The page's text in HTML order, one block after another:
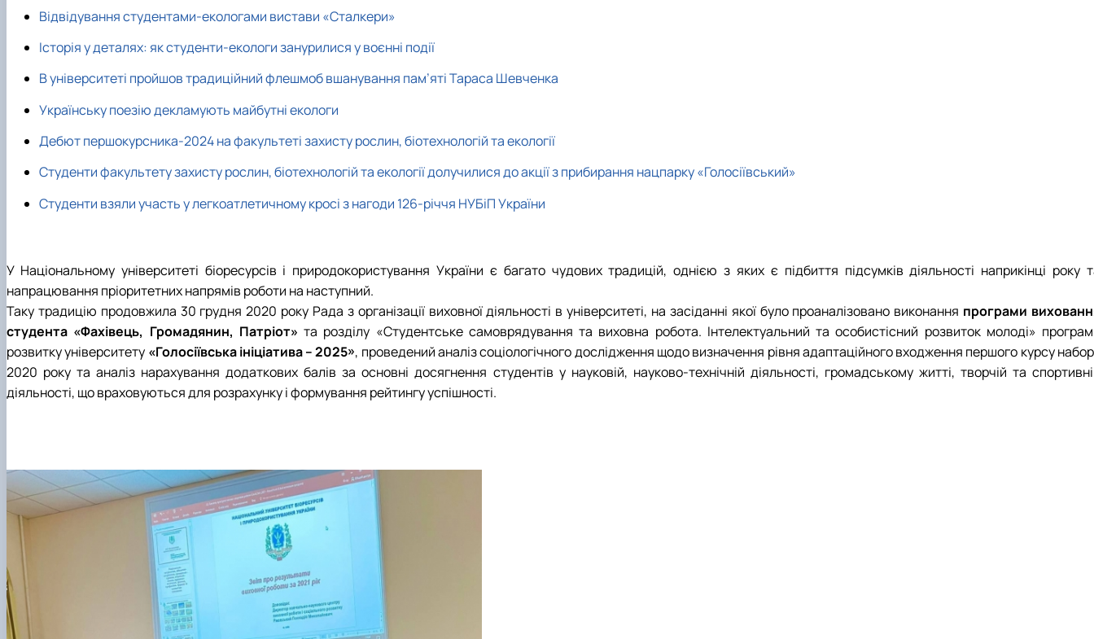
Відомі постаті факультету
ІІ етап Всеукраїнської олімпіади з дисципліни "Загальна екологія"
Забезпечення ОПП «Екологічна біотехнологія та біоенергетика»
Забезпечення ОПП «Екологія та охорона навколишнього середовища»
Відвідування студентами-екологами вистави «Сталкери»
Історія у деталях: як студенти-екологи занурилися у воєнні події
В університеті пройшов традиційний флешмоб вшанування пам’яті Тараса Шевченка
Українську поезію декламують майбутні екологи
Дебют першокурсника-2024 на факультеті захисту рослин, біотехнологій та екології
Студенти факультету захисту рослин, біотехнологій та екології долучилися до акції з прибирання нацпарку «Голосіївський»
Студенти взяли участь у легкоатлетичному кросі з нагоди 126-річчя НУБіП України
У Національному університеті біоресурсів і природокористування України є багато чудових традицій, однією з яких є підбиття підсумків діяльності наприкінці року
напрацювання пріоритетних напрямів роботи на наступний.
Таку традицію продовжила 30 грудня 2020 року Рада з організації виховної діяльності в університеті, на засіданні якої було проаналізовано виконання програми
студента «Фахівець, Громадянин, Патріот» та розділу «Студентське самоврядування та виховна робота. Інтелектуальний та особистісний розвиток молоді»
розвитку університету «Голосіївська ініціатива – 2025», проведений аналіз соціологічного дослідження щодо визначення рівня адаптаційного входження першого курсу
2020 року та аналіз нарахування додаткових балів за основні досягнення студентів у науковій, науково-технічній діяльності, громадському житті, творчій та
діяльності, що враховуються для розрахунку і формування рейтингу успішності.